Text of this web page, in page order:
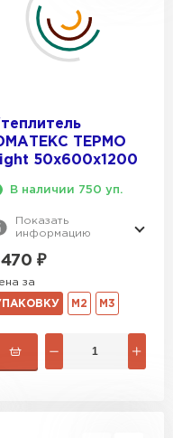
ТЕРМО
50х600х1200
В наличии 750 уп.
Показать
информацию
470 ₽
за
М2 М3
Изомин